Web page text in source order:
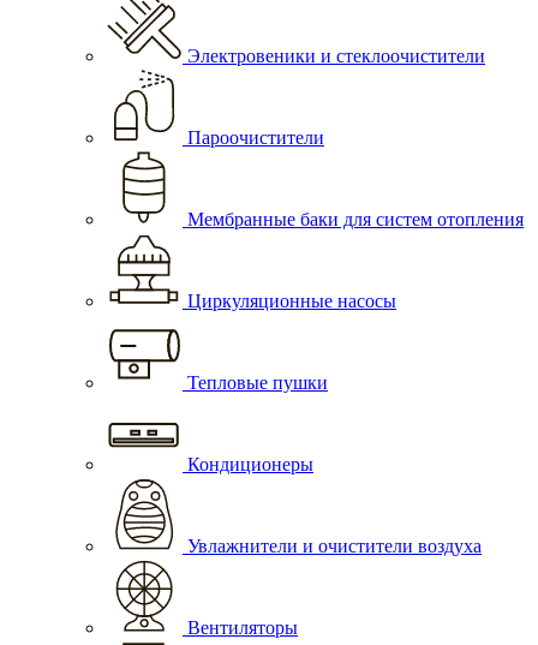
Электровеники и стеклоочистители
Пароочистители
Мембранные баки для систем отопления
Циркуляционные насосы
Тепловые пушки
Кондиционеры
Увлажнители и очистители воздуха
Вентиляторы